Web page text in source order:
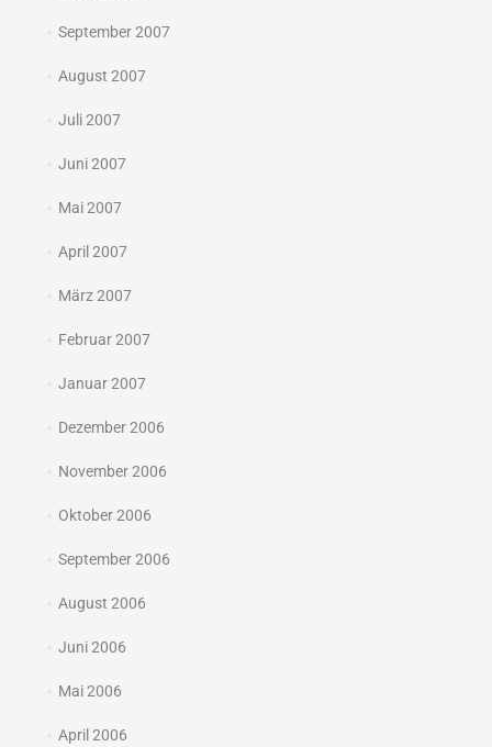
September 2007
August 2007
Juli 2007
Juni 2007
Mai 2007
April 2007
März 2007
Februar 2007
Januar 2007
Dezember 2006
November 2006
Oktober 2006
September 2006
August 2006
Juni 2006
Mai 2006
April 2006